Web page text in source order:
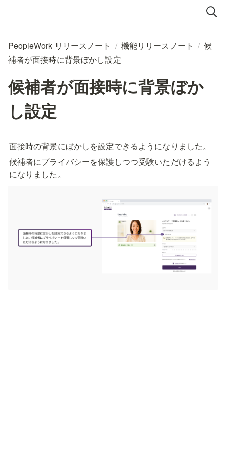
PeopleWork リリースノート / 機能リリースノート / 候
補者が面接時に背景ぼかし設定
候補者が面接時に背景ぼか
し設定
面接時の背景にぼかしを設定できるようになりました。
候補者にプライバシーを保護しつつ受験いただけるよう
になりました。